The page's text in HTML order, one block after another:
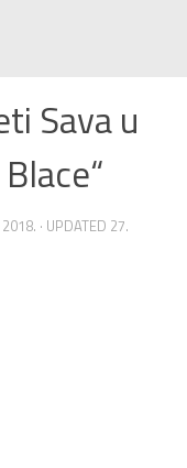
Sava u
· UPDATED 27.